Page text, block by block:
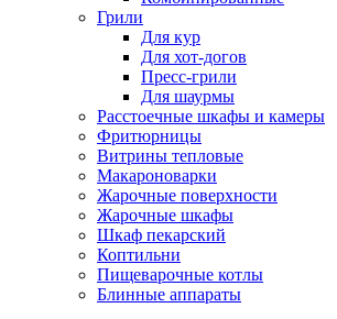
Грили
Для кур
Для хот-догов
Пресс-грили
Для шаурмы
Расстоечные шкафы и камеры
Фритюрницы
Витрины тепловые
Макароноварки
Жарочные поверхности
Жарочные шкафы
Шкаф пекарский
Коптильни
Пищеварочные котлы
Блинные аппараты